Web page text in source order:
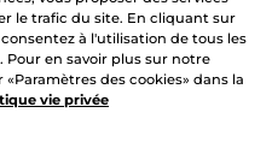
300
le trafic du site. En cliquant sur
à l'utilisation de tous les
Pour en savoir plus sur notre
des cookies» dans la
vie privée